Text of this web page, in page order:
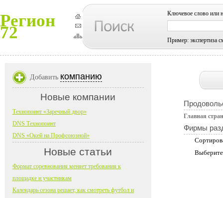
Регион
72
Ключевое слово или
Пример: экспертиза
Главная
Фирмы
Добавить компанию
Новые компании
Технопоинт «Заречный двор»
DNS Технопоинт
DNS «Окей на Профсоюзной»
Новые статьи
Формат соревнования меняет требования к
площадке и участникам
Календарь сезона решает, как смотреть футбол и